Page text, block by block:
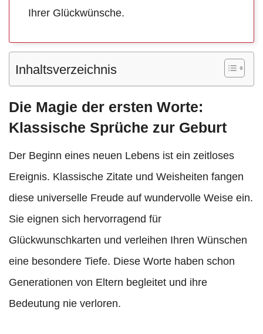
Ihrer Glückwünsche.
Inhaltsverzeichnis
Die Magie der ersten Worte:
Klassische Sprüche zur Geburt
Der Beginn eines neuen Lebens ist ein zeitloses
Ereignis. Klassische Zitate und Weisheiten fangen
diese universelle Freude auf wundervolle Weise ein.
Sie eignen sich hervorragend für
Glückwunschkarten und verleihen Ihren Wünschen
eine besondere Tiefe. Diese Worte haben schon
Generationen von Eltern begleitet und ihre
Bedeutung nie verloren.